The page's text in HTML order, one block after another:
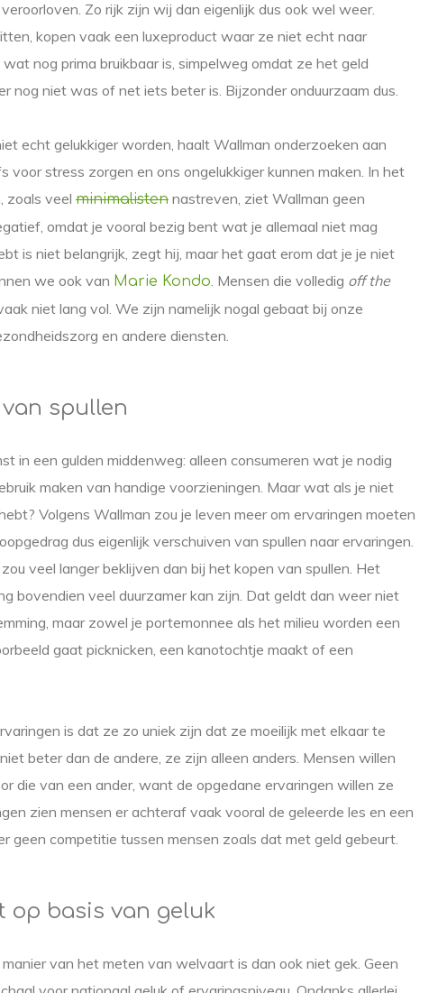
Zo rijk zijn wij dan eigenlijk dus ook wel weer.
kopen vaak een luxeproduct waar ze niet echt naar
nog prima bruikbaar is, simpelweg omdat ze het geld
nog niet was of net iets beter is. Bijzonder onduurzaam dus.
echt gelukkiger worden, haalt Wallman onderzoeken aan
voor stress zorgen en ons ongelukkiger kunnen maken. In het
zoals veel minimalisten nastreven, ziet Wallman geen
omdat je vooral bezig bent wat je allemaal niet mag
is niet belangrijk, zegt hij, maar het gaat erom dat je je niet
we ook van Marie Kondo. Mensen die volledig off the
niet lang vol. We zijn namelijk nogal gebaat bij onze
en andere diensten.
spullen
in een gulden middenweg: alleen consumeren wat je nodig
maken van handige voorzieningen. Maar wat als je niet
Volgens Wallman zou je leven meer om ervaringen moeten
dus eigenlijk verschuiven van spullen naar ervaringen.
veel langer beklijven dan bij het kopen van spullen. Het
bovendien veel duurzamer kan zijn. Dat geldt dan weer niet
maar zowel je portemonnee als het milieu worden een
gaat picknicken, een kanotochtje maakt of een
is dat ze zo uniek zijn dat ze moeilijk met elkaar te
beter dan de andere, ze zijn alleen anders. Mensen willen
die van een ander, want de opgedane ervaringen willen ze
zien mensen er achteraf vaak vooral de geleerde les en een
geen competitie tussen mensen zoals dat met geld gebeurt.
op basis van geluk
van het meten van welvaart is dan ook niet gek. Geen